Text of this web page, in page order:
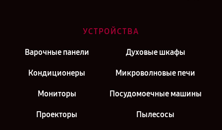
УСТРОЙСТВА
Варочные панели Духовые шкафы
Кондиционеры Микроволновые печи
Мониторы Посудомоечные машины
Проекторы Пылесосы